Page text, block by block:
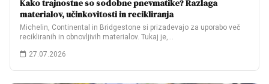
Kako trajnostne so sodobne pnevmatike? Razlaga
materialov, učinkovitosti in recikliranja
Michelin, Continental in Bridgestone si prizadevajo za uporabo več
recikliranih in obnovljivih materialov. Tukaj je,…
27.07.2026